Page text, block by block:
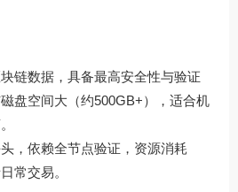
块链数据，具备最高安全性与验证
盘空间大（约500GB+），适合机
头，依赖全节点验证，资源消耗
常交易。